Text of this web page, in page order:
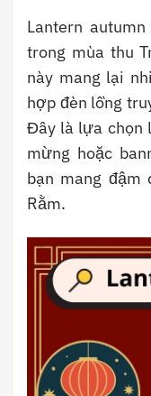
Lantern
trong mùa thu
này mang lại
hợp đèn lồng
Đây là lựa chọn
mừng hoặc
bạn mang đậm
Rằm.